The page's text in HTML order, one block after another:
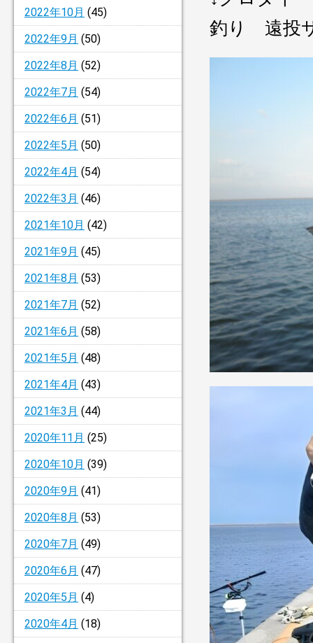
2022年10月 (45)
2022年9月 (50)
2022年8月 (52)
2022年7月 (54)
2022年6月 (51)
2022年5月 (50)
2022年4月 (54)
2022年3月 (46)
2021年10月 (42)
2021年9月 (45)
2021年8月 (53)
2021年7月 (52)
2021年6月 (58)
2021年5月 (48)
2021年4月 (43)
2021年3月 (44)
2020年11月 (25)
2020年10月 (39)
2020年9月 (41)
2020年8月 (53)
2020年7月 (49)
2020年6月 (47)
2020年5月 (4)
2020年4月 (18)
釣り 遠投